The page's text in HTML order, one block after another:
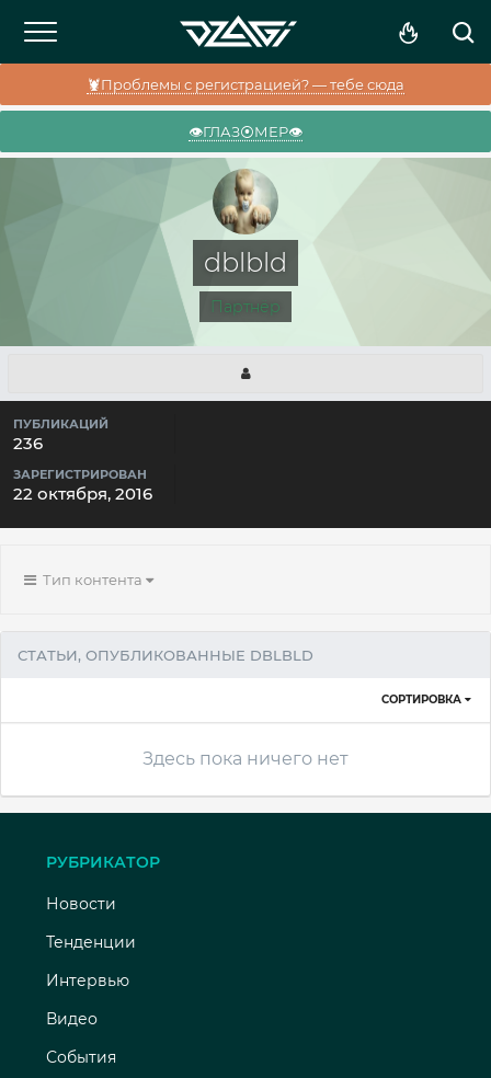
🦞Проблемы с регистрацией? — тебе сюда
👁️ГЛАЗ⦿МЕР👁️
dblbld
Партнёр
ПУБЛИКАЦИЙ
236
ЗАРЕГИСТРИРОВАН
22 октября, 2016
Тип контента
СТАТЬИ, ОПУБЛИКОВАННЫЕ DBLBLD
СОРТИРОВКА
Здесь пока ничего нет
РУБРИКАТОР
Новости
Тенденции
Интервью
Видео
События